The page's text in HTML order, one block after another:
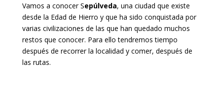
Vamos a conocer Sepúlveda, una ciudad que existe
desde la Edad de Hierro y que ha sido conquistada por
varias civilizaciones de las que han quedado muchos
restos que conocer. Para ello tendremos tiempo
después de recorrer la localidad y comer, después de
las rutas.